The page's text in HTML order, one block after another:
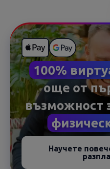
100%
още от
възможност
Научете